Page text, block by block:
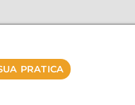
PRATICA